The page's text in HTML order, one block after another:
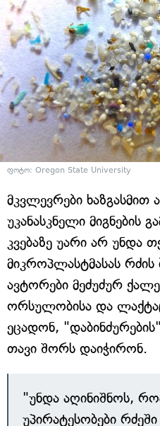
ფოტო: Oregon State University
მკვლევრები ხაზგასმით
უკანასკნელი მიგნების
კვებაზე უარი არ უნდა
მიკროპლასტმასას
ავტორები მეძუძურ
ორსულობისა და
ეცადონ,
თავი შორს დაიჭირონ.
"უნდა აღინიშნოს,
უპირატესობები